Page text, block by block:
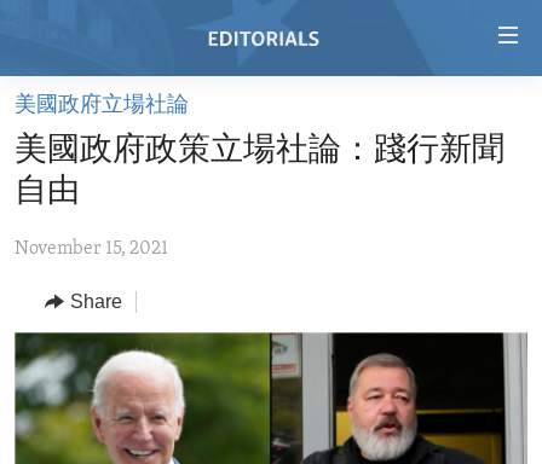
Skip
main
content
to
Navigation
Skip
to
Search
HOME
VIDEO
REGIONS
AFRICA
AMERICAS
ASIA
EUROPE
TOPICS
HUMAN RIGHTS
SECURITY AND DEFENSE
AID AND DEVELOPMENT
ARCHIVE
ABOUT US
FOLLOW US
美國政府立場社論
美國政府政策立場社論：踐行新聞
自由
November 15, 2021
Share